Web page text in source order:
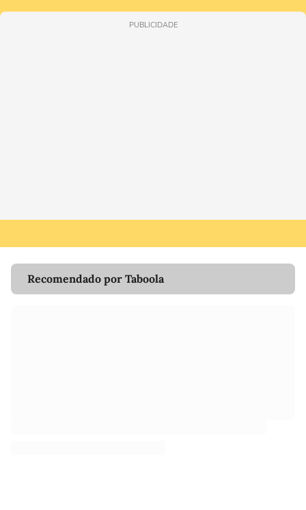
PUBLICIDADE
Recomendado por Taboola